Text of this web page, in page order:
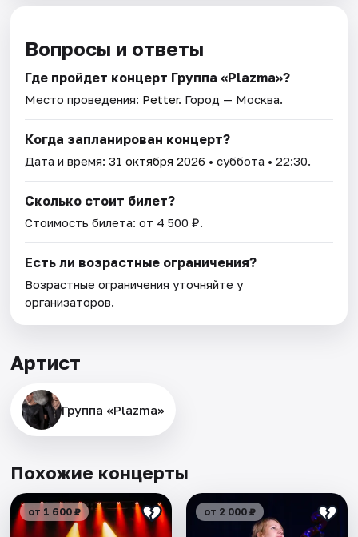
Вопросы и ответы
Где пройдет концерт Группа «Plazma»?
Место проведения: Petter. Город — Москва.
Когда запланирован концерт?
Дата и время:31 октября 2026 • суббота • 22:30.
Сколько стоит билет?
Стоимость билета: от 4 500 ₽.
Есть ли возрастные ограничения?
Возрастные ограничения уточняйте у
организаторов.
Артист
Группа «Plazma»
Похожие концерты
от 1 600 ₽ от 2 000 ₽